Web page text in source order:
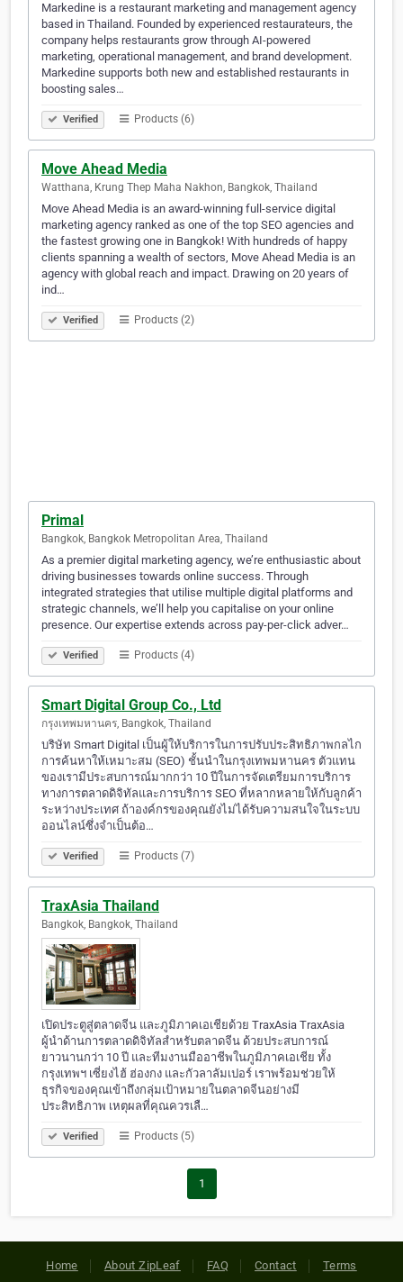
Markedine is a restaurant marketing and management agency
based in Thailand. Founded by experienced restaurateurs, the
company helps restaurants grow through AI-powered
marketing, operational management, and brand development.
Markedine supports both new and established restaurants in
boosting sales…
Verified Products (6)
Move Ahead Media
Watthana, Krung Thep Maha Nakhon, Bangkok, Thailand
Move Ahead Media is an award-winning full-service digital
marketing agency ranked as one of the top SEO agencies and
the fastest growing one in Bangkok! With hundreds of happy
clients spanning a wealth of sectors, Move Ahead Media is an
agency with global reach and impact. Drawing on 20 years of
ind…
Verified Products (2)
Primal
Bangkok, Bangkok Metropolitan Area, Thailand
As a premier digital marketing agency, we’re enthusiastic about
driving businesses towards online success. Through
integrated strategies that utilise multiple digital platforms and
strategic channels, we’ll help you capitalise on your online
presence. Our expertise extends across pay-per-click adver…
Verified Products (4)
Smart Digital Group Co., Ltd
กรุงเทพมหานคร, Bangkok, Thailand
บริษัท Smart Digital เป็นผู้ให้บริการในการปรับประสิทธิภาพกลไก
การค้นหาให้เหมาะสม (SEO) ชั้นนำในกรุงเทพมหานคร ตัวแทน
ของเรามีประสบการณ์มากกว่า 10 ปีในการจัดเตรียมการบริการ
ทางการตลาดดิจิทัลและการบริการ SEO ที่หลากหลายให้กับลูกค้า
ระหว่างประเทศ ถ้าองค์กรของคุณยังไม่ได้รับความสนใจในระบบ
ออนไลน์ซึ่งจำเป็นต้อ…
Verified Products (7)
TraxAsia Thailand
Bangkok, Bangkok, Thailand
เปิดประตูสู่ตลาดจีน และภูมิภาคเอเชียด้วย TraxAsia TraxAsia
ผู้นำด้านการตลาดดิจิทัลสำหรับตลาดจีน ด้วยประสบการณ์
ยาวนานกว่า 10 ปี และทีมงานมืออาชีพในภูมิภาคเอเชีย ทั้ง
กรุงเทพฯ เซี่ยงไฮ้ ฮ่องกง และกัวลาลัมเปอร์ เราพร้อมช่วยให้
ธุรกิจของคุณเข้าถึงกลุ่มเป้าหมายในตลาดจีนอย่างมี
ประสิทธิภาพ เหตุผลที่คุณควรเลื…
Verified Products (5)
1
Home About ZipLeaf FAQ Contact Terms